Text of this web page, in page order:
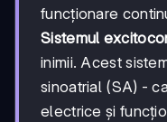
funcționare
Sistemul
inimii. Acest
sinoatrial (SA) -
electrice și